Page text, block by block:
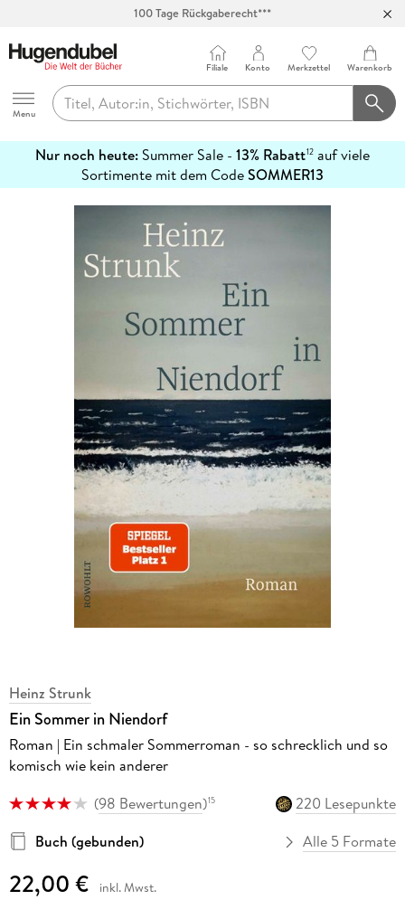
100 Tage Rückgaberecht***
Hugendubel
Menu
Filiale Konto Merkzettel Warenkorb
Nur noch heute: Summer Sale - 13% Rabatt12 auf viele
Sortimente mit dem CodeSOMMER13
erfahren
Heinz Strunk
Ein Sommer in Niendorf
Roman | Ein schmaler Sommerroman - so schrecklich und so
komisch wie kein anderer
(98 Bewertungen)15
220 Lesepunkte
Buch (gebunden)
Alle 5 Formate
22,00 € inkl. Mwst.